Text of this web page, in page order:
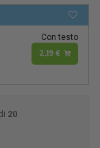
Con testo
2,19 €
20